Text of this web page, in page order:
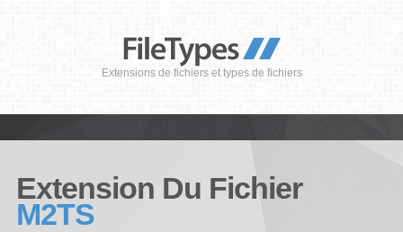
Extensions de fichiers et types de fichiers
Extension Du Fichier
M2TS